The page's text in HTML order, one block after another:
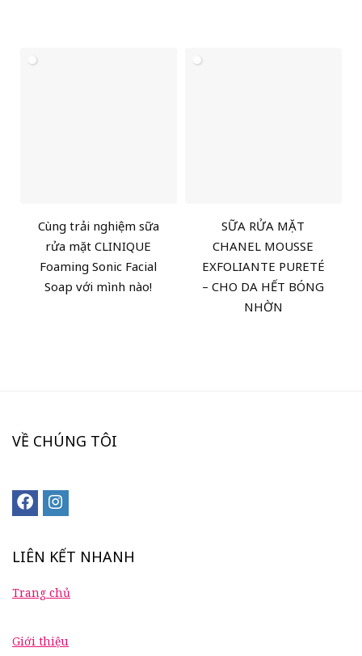
Cùng trải nghiệm sữa
rửa mặt CLINIQUE
Foaming Sonic Facial
Soap với mình nào!
SỮA RỬA MẶT
CHANEL MOUSSE
EXFOLIANTE PURETÉ
– CHO DA HẾT BÓNG
NHỜN
VỀ CHÚNG TÔI
LIÊN KẾT NHANH
Trang chủ
Giới thiệu